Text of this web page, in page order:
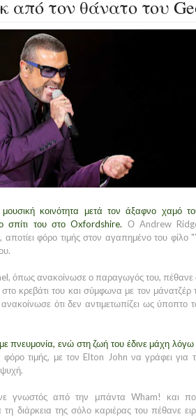
από τον θάνατο του
κοινότητα μετά τον άξαφνο χαμό
σπίτι του στο Oxfordshire. Ο Andrew
αποτίει φόρο τιμής στον αγαπημένο του φίλο
όπως ανακοίνωσε ο παραγωγός του, πέθανε
κρεβάτι του και σύμφωνα με τον μάνατζέρ
ότι δεν αντιμετωπίζει ως ύποπτο
πνευμονία, ενώ στη ζωή του έδινε μάχη
φόρο τιμής, με τον Elton John να γράφει
γνωστός από την μπάντα Wham! και
διάρκεια της σόλο καριέρας του πέθανε